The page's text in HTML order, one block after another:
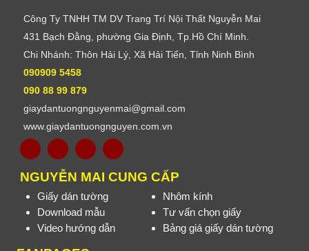
Công Ty TNHH TM DV Trang Trí Nội Thất Nguyễn Mai
431 Bạch Đằng, phường Gia Định, Tp.Hồ Chí Minh.
Chi Nhánh: Thôn Hải Lý, Xã Hải Tiến, Tỉnh Ninh Bình
090909 5458
090 88 99 879
giaydantuongnguyenmai@gmail.com
www.giaydantuongnguyen.com.vn
NGUYỄN MAI CUNG CẤP
Giấy dán tường
Nhôm kính
Download mẫu
Tư vấn chọn giấy
Video hướng dẫn
Bảng giá giấy dán tường